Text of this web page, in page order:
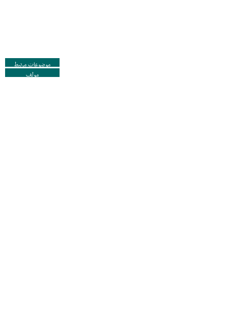
موضوعات مرتبط
مولف